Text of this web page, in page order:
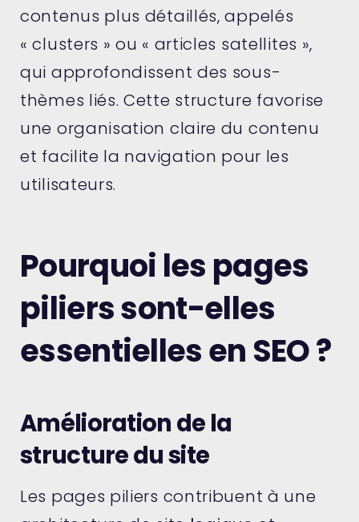
contenus plus détaillés, appelés
« clusters » ou « articles satellites »,
qui approfondissent des sous-
thèmes liés. Cette structure favorise
une organisation claire du contenu
et facilite la navigation pour les
utilisateurs.
Pourquoi les pages
piliers sont-elles
essentielles en SEO ?
Amélioration de la
structure du site
Les pages piliers contribuent à une